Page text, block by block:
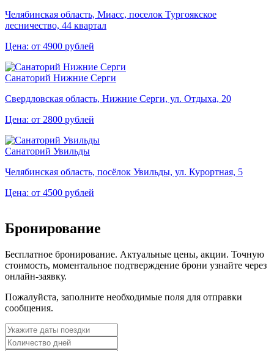
Челябинская область, Миасс, поселок Тургоякское
лесничество, 44 квартал
Цена: от 4900 рублей
Санаторий Нижние Серги
Свердловская область, Нижние Серги, ул. Отдыха, 20
Цена: от 2800 рублей
Санаторий Увильды
Челябинская область, посёлок Увильды, ул. Курортная, 5
Цена: от 4500 рублей
Бронирование
Бесплатное бронирование. Актуальные цены, акции. Точную
стоимость, моментальное подтверждение брони узнайте через
онлайн-заявку.
Пожалуйста, заполните необходимые поля для отправки
сообщения.